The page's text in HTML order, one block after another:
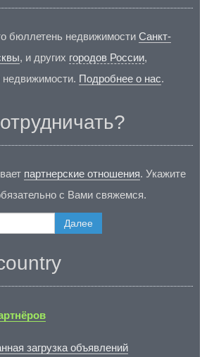
бюллетень недвижимости Санкт-
, и других городов России,
недвижимости. Подробнее о нас.
партнерские отношения. Укажите
с Вами свяжемся.
Далее
загрузка объявлений